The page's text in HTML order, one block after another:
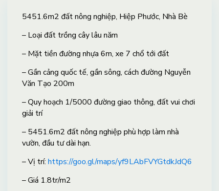
5451.6m2 đất nông nghiệp, Hiệp Phước, Nhà Bè
– Loại đất trồng cây lâu năm
– Mặt tiền đường nhựa 6m, xe 7 chổ tới đất
– Gần cảng quốc tế, gần sông, cách đường Nguyễn
Văn Tạo 200m
– Quy hoạch 1/5000 đường giao thông, đất vui chơi
giải trí
– 5451.6m2 đất nông nghiệp phù hợp làm nhà
vườn, đầu tư dài hạn.
– Vị trí: https://goo.gl/maps/yf9LAbFVYGtdkJdQ6
– Giá 1.8tr/m2